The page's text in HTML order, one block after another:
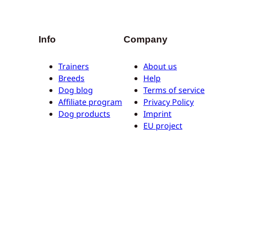
Info
Trainers
Breeds
Dog blog
Affiliate program
Dog products
Company
About us
Help
Terms of service
Privacy Policy
Imprint
EU project